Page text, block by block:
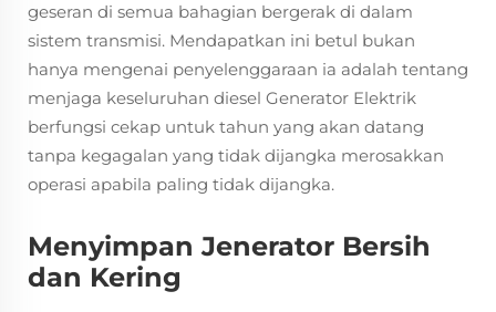
geseran di semua bahagian bergerak di dalam
sistem transmisi. Mendapatkan ini betul bukan
hanya mengenai penyelenggaraan ia adalah tentang
menjaga keseluruhan diesel Generator Elektrik
berfungsi cekap untuk tahun yang akan datang
tanpa kegagalan yang tidak dijangka merosakkan
operasi apabila paling tidak dijangka.
Menyimpan Jenerator Bersih
dan Kering